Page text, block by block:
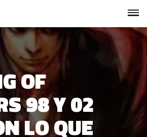
OF
98 Y 02
LO QUE